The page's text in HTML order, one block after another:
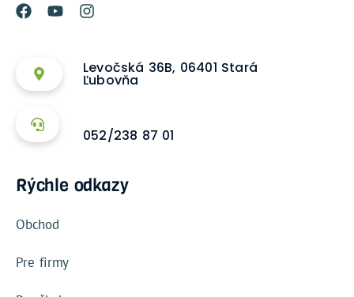
Levočská 36B, 06401 Stará
Ľubovňa
052/238 87 01
Rýchle odkazy
Obchod
Pre firmy